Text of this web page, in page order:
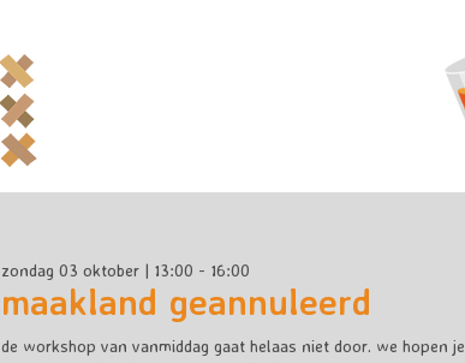
zondag 03 oktober | 13:00 - 16:00
maakland geannuleerd
de workshop van vanmiddag gaat helaas niet door. we hopen je